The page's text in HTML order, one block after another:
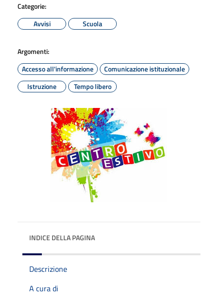
Categorie:
Avvisi
Scuola
Argomenti:
Accesso all'informazione
Comunicazione istituzionale
Istruzione
Tempo libero
INDICE DELLA PAGINA
Descrizione
A cura di